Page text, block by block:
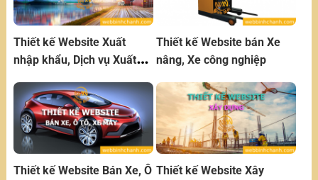
Thiết kế Website Xuất
nhập khẩu, Dịch vụ Xuất
Thiết kế Website bán Xe
nâng, Xe công nghiệp
Thiết kế Website Bán Xe, Ô Thiết kế Website Xây